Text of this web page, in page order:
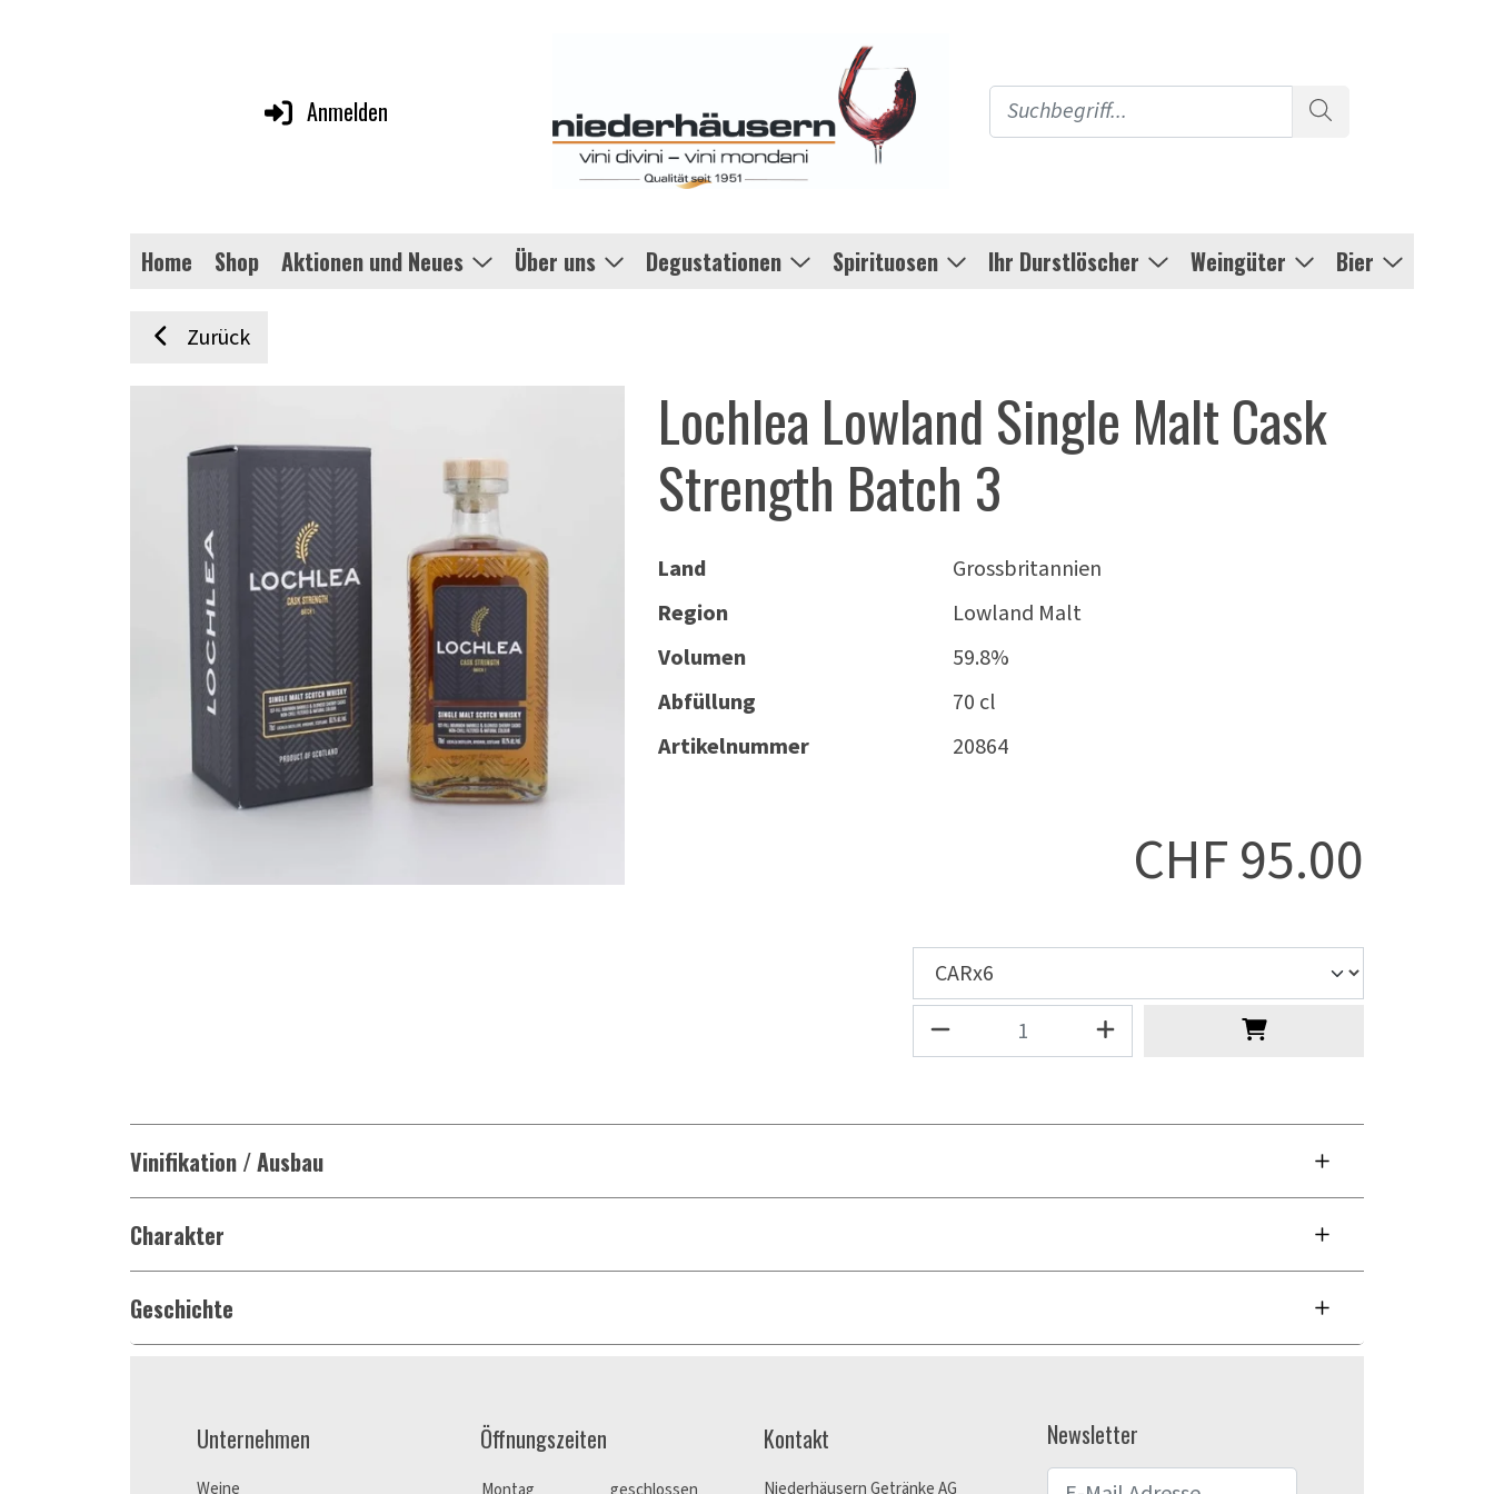
Anmelden
Home Shop Aktionen und Neues Über uns Degustationen Spirituosen Ihr Durstlöscher Weingüter Bier
Zurück
Lochlea Lowland Single Malt Cask
Strength Batch 3
Land
Grossbritannien
Region
Lowland Malt
Volumen
59.8%
Abfüllung
70 cl
Artikelnummer
20864
CHF95.00
Vinifikation / Ausbau
Charakter
Geschichte
Unternehmen
Weine
Öffnungszeiten Kontakt
Niederhäusern Getränke AG
Newsletter